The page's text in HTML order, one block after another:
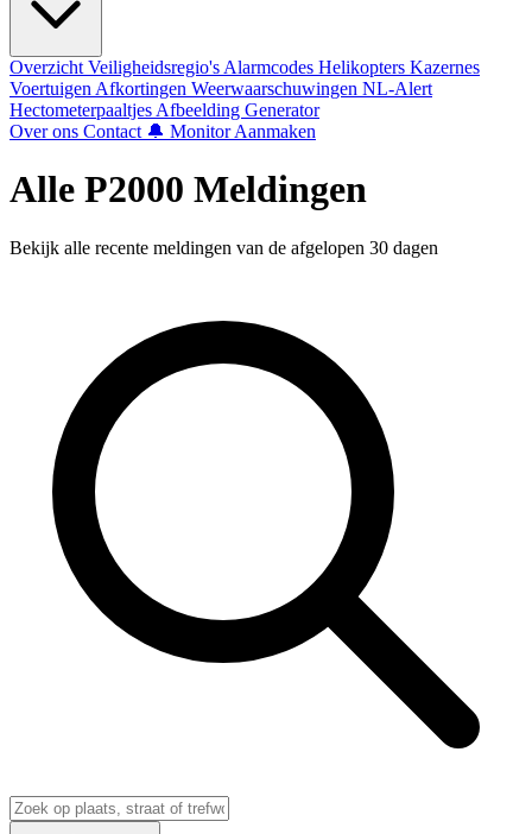
Overzicht Veiligheidsregio's Alarmcodes Helikopters Kazernes
Voertuigen Afkortingen Weerwaarschuwingen NL-Alert
Hectometerpaaltjes Afbeelding Generator
Over ons Contact 🔔 Monitor Aanmaken
Alle P2000 Meldingen
Bekijk alle recente meldingen van de afgelopen 30 dagen